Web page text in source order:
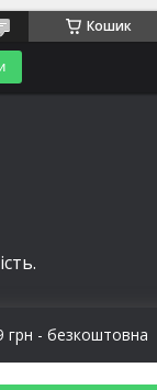
Кошик
грн - безкоштовна